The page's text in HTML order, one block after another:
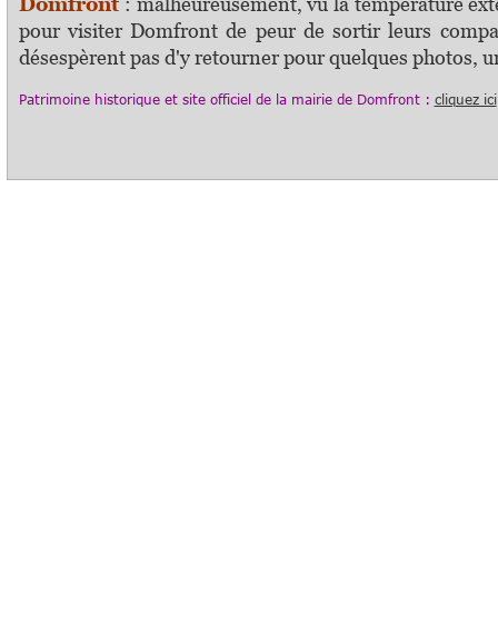
pour visiter Domfront de peur de sortir leurs
désespèrent pas d'y retourner pour quelques photos,
Patrimoine historique et site officiel de la mairie de Domfront: cliquez ici